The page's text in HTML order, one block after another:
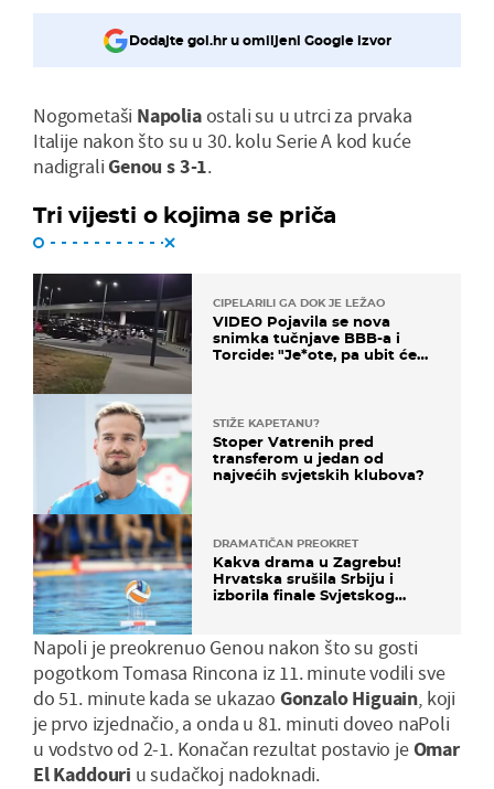
Dodajte gol.hr u omiljeni Google izvor
Nogometaši Napoliaostali su u utrci za prvaka
Italije nakon što su u 30. kolu Serie A kod kuće
nadigraliGenou s 3-1.
Tri vijesti o kojima se priča
CIPELARILI GA DOK JE LEŽAO
VIDEO Pojavila se nova
snimka tučnjave BBB-a i
Torcide: "Je*ote, pa ubit će
STIŽE KAPETANU?
Stoper Vatrenih pred
transferom u jedan od
najvećih svjetskih klubova?
DRAMATIČAN PREOKRET
Kakva drama u Zagrebu!
Hrvatska srušila Srbiju i
izborila finale Svjetskog
Napoli je preokrenuo Genou nakon što su gosti
pogotkom Tomasa Rincona iz 11. minute vodili sve
do 51. minute kada se ukazao Gonzalo Higuain, koji
je prvo izjednačio, a onda u 81. minuti doveo naPoli
u vodstvo od 2-1. Konačan rezultat postavio jeOmar
El Kaddouri u sudačkoj nadoknadi.